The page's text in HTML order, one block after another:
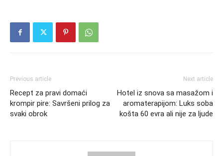
Previous article
Recept za pravi domaći
krompir pire: Savršeni prilog za
svaki obrok
Next article
Hotel iz snova sa masažom i
aromaterapijom: Luks soba
košta 60 evra ali nije za ljude